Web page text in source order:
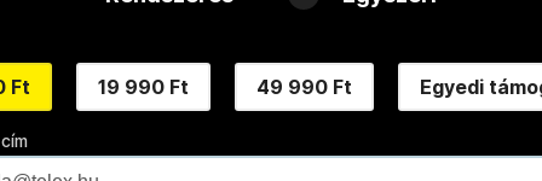
Ft 19 990 Ft 49 990 Ft Egyedi